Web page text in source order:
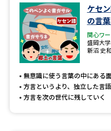
過去問題集
大学・短大以外の資料から請
専門学校の資料請求
留学・進学関連、塾・予備校
ケセ
の言
関心ワ
盛岡大学
新沼 史
無意識に使う言葉の中にある
方言というより、独立した言語
方言を次の世代に残していく